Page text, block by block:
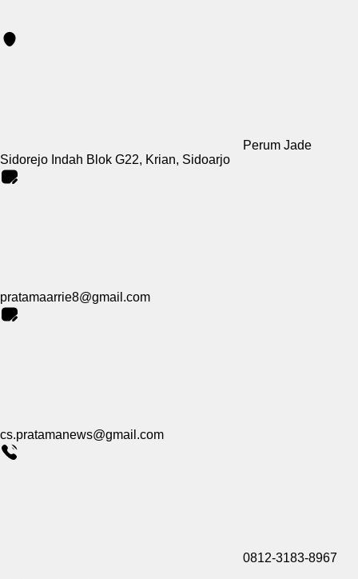
Perum Jade
Sidorejo Indah Blok G22, Krian, Sidoarjo
pratamaarrie8@gmail.com
cs.pratamanews@gmail.com
0812-3183-8967